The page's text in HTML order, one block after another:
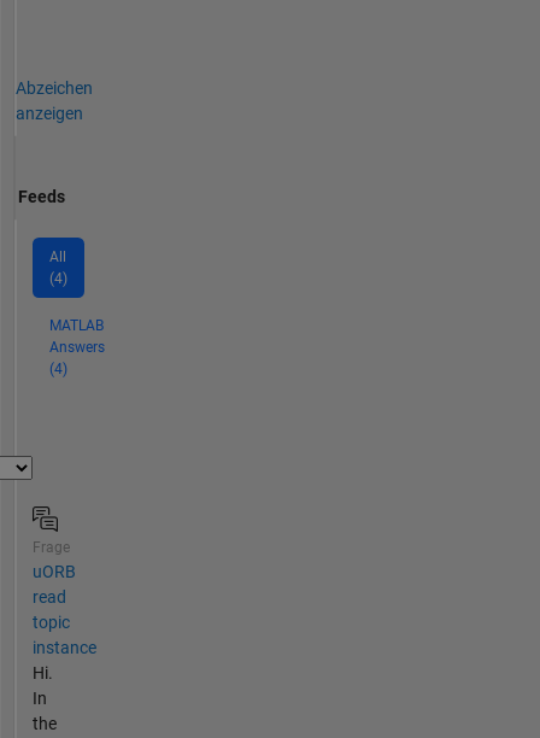
Abzeichen
anzeigen
Feeds
All
(4)
MATLAB
Answers
(4)
Frage
uORB
read
topic
instance
Hi.
In
the